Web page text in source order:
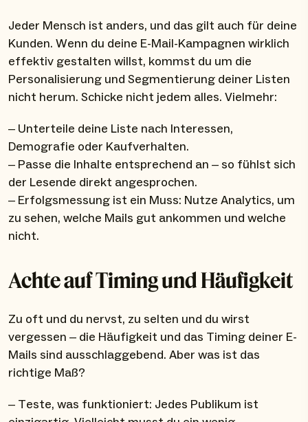
Jeder Mensch ist anders, und das gilt auch für deine
Kunden. Wenn du deine E-Mail-Kampagnen wirklich
effektiv gestalten willst, kommst du um die
Personalisierung und Segmentierung deiner Listen
nicht herum. Schicke nicht jedem alles. Vielmehr:
– Unterteile deine Liste nach Interessen,
Demografie oder Kaufverhalten.
– Passe die Inhalte entsprechend an – so fühlst sich
der Lesende direkt angesprochen.
– Erfolgsmessung ist ein Muss: Nutze Analytics, um
zu sehen, welche Mails gut ankommen und welche
nicht.
Achte auf Timing und Häufigkeit
Zu oft und du nervst, zu selten und du wirst
vergessen – die Häufigkeit und das Timing deiner E-
Mails sind ausschlaggebend. Aber was ist das
richtige Maß?
– Teste, was funktioniert: Jedes Publikum ist